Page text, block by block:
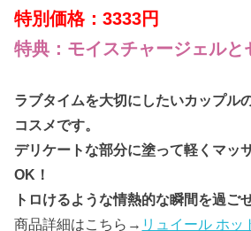
特別価格：3333円
特典：モイスチャージェルと
ラブタイムを大切にしたいカップル
コスメです。
デリケートな部分に塗って軽くマッ
OK！
トロけるような情熱的な瞬間を過ご
商品詳細はこちら→ リュイール ホッ